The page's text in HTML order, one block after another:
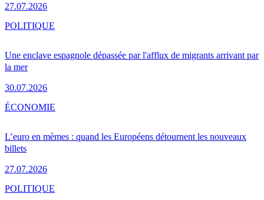
27.07.2026
Une enclave espagnole dépassée par l'afflux de migrants arrivant par
la mer
30.07.2026
POLITIQUE
L’euro en mèmes : quand les Européens détournent les nouveaux
billets
27.07.2026
ÉCONOMIE
POLITIQUE